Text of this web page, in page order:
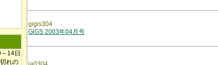
14日
れの
gigis304
GiGS 2003年04月号